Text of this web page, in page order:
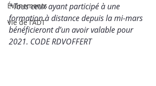
Événements
Vie de l'ADT
*Tous ceux ayant participé à une
formation à distance depuis la mi-mars
bénéficieront d’un avoir valable pour
2021. CODE RDVOFFERT